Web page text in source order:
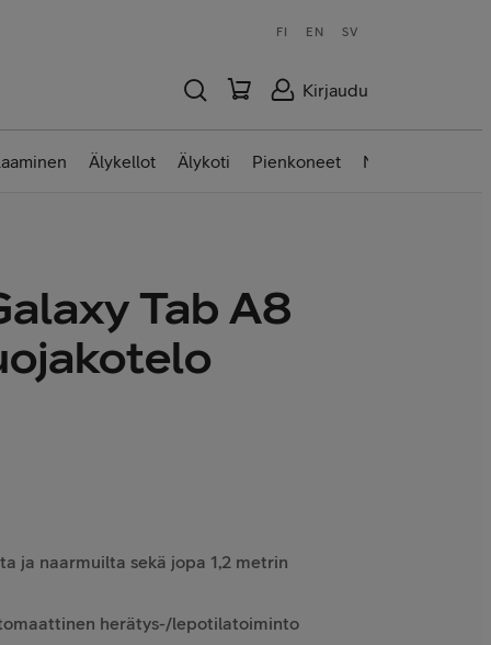
FI EN SV
Kirjaudu
Älykellot Älykoti Pienkoneet Nettilaitteet
Tab A8
ja naarmuilta sekä jopa 1,2 metrin
herätys-/lepotilatoiminto